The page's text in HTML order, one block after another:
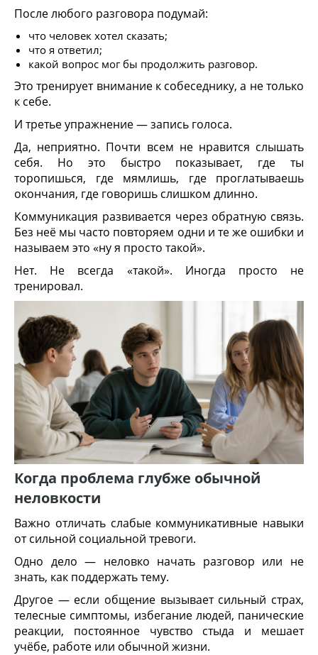
После любого разговора подумай:
что человек хотел сказать;
что я ответил;
какой вопрос мог бы продолжить разговор.
Это тренирует внимание к собеседнику, а не только
к себе.
И третье упражнение — запись голоса.
Да, неприятно. Почти всем не нравится слышать
себя. Но это быстро показывает, где ты
торопишься, где мямлишь, где проглатываешь
окончания, где говоришь слишком длинно.
Коммуникация развивается через обратную связь.
Без неё мы часто повторяем одни и те же ошибки и
называем это «ну я просто такой».
Нет. Не всегда «такой». Иногда просто не
тренировал.
Когда проблема глубже обычной
неловкости
Важно отличать слабые коммуникативные навыки
от сильной социальной тревоги.
Одно дело — неловко начать разговор или не
знать, как поддержать тему.
Другое — если общение вызывает сильный страх,
телесные симптомы, избегание людей, панические
реакции, постоянное чувство стыда и мешает
учёбе, работе или обычной жизни.